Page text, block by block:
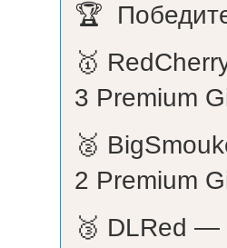
🏆
🥇
3 Premium
🥈
2 Premium
🥉 DLRed —